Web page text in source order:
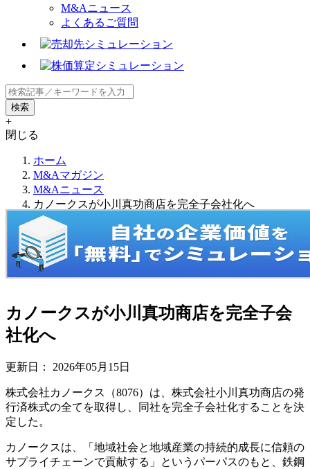
M&Aニュース
よくあるご質問
+
閉じる
ホーム
M&Aマガジン
M&Aニュース
カノークスが小川真功商店を完全子会社化へ
カノークスが小川真功商店を完全子会
社化へ
更新日： 2026年05月15日
株式会社カノークス（8076）は、株式会社小川真功商店の発
行済株式の全てを取得し、同社を完全子会社化することを決
定した。
カノークスは、「地域社会と地域産業の持続的成長に信頼の
サプライチェーンで貢献する」というパーパスのもと、鉄鋼